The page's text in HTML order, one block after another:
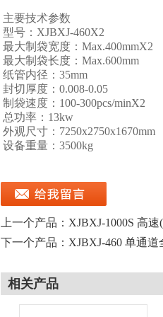
主要技术参数
型号：XJBXJ-460X2
最大制袋宽度：Max.400mmX2
最大制袋长度：Max.600mm
纸管内径：35mm
封切厚度：0.008-0.05
制袋速度：100-300pcs/minX2
总功率：13kw
外观尺寸：7250x2750x1670mm
设备重量：3500kg
上一个产品： XJBXJ-1000S 高
下一个产品： XJBXJ-460 单通
相关产品